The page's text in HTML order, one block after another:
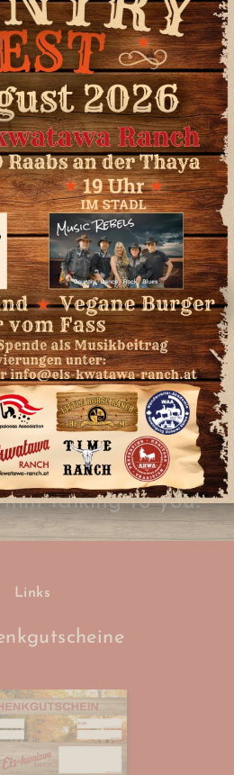
Zeit bei uns, ist Scoot
geworden und liebt es
Stellen gekrault zu
direkt aus Amerika
Typ.
Traumpferd, hat sie
als die gute Seele in
horse with more
your ears,
talking to you.
Links